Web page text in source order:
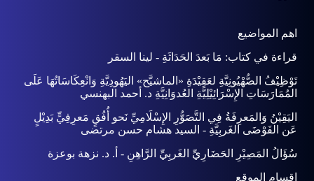
اهم المواضيع
قراءة في كتاب: مَا بَعدَ الحَدَاثَةِ - لينا السقر
تَوْظِيْفُ الصُّهْيُونِيَّةِ لعَقِيْدَةِ «الماشيَّح» اليَهُودِيَّةِ وَانْعِكَاسَاتُهَا عَلَى
المُمَارَسَاتِ الإِسْرَائِيْلِيَّةِ العُدوَانِيَّةِ د. أحمد البهنسي
اليَقِيْنُ وَالمَعرِفَةُ فِي التَّصَوُّرِ الإِسْلَامِيِّ نَحو أُفُقٍ مَعرِفِيٍّ بَدِيْلٍ
عَن الفَوْضَى الغَربِيَّةِ - السيد هشام حسن مرتضى
سُؤَالُ المَصِيْرِ الحَضَارِيِّ الغَربِيِّ الرَّاهِنِ - أ. د. نزهة بوعزة
اقسام الموقع